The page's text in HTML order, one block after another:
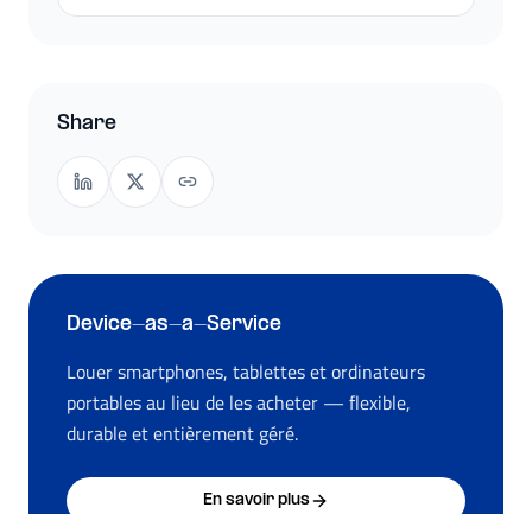
Share
Device-as-a-Service
Louer smartphones, tablettes et ordinateurs
portables au lieu de les acheter — flexible,
durable et entièrement géré.
En savoir plus